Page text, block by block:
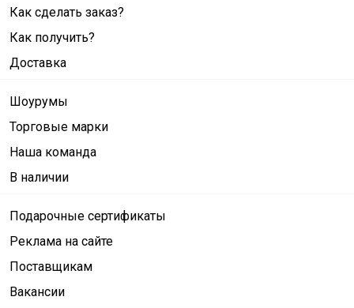
Как сделать заказ?
Как получить?
Доставка
Шоурумы
Торговые марки
Наша команда
В наличии
Подарочные сертификаты
Реклама на сайте
Поставщикам
Вакансии